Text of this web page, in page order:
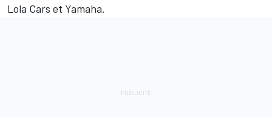
Lola Cars et Yamaha.